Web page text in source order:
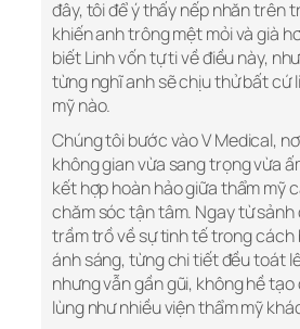
đây, tôi để ý thấy nếp nhăn trên
khiến anh trông mệt mỏi và già
biết Linh vốn tự ti về điều này,
từng nghĩ anh sẽ chịu thử bất cứ
mỹ nào.
Chúng tôi bước vào V Medical,
không gian vừa sang trọng vừa
kết hợp hoàn hảo giữa thẩm mỹ
chăm sóc tận tâm. Ngay từ sảnh
trầm trồ về sự tinh tế trong cách
ánh sáng, từng chi tiết đều toát
nhưng vẫn gần gũi, không hề
lùng như nhiều viện thẩm mỹ